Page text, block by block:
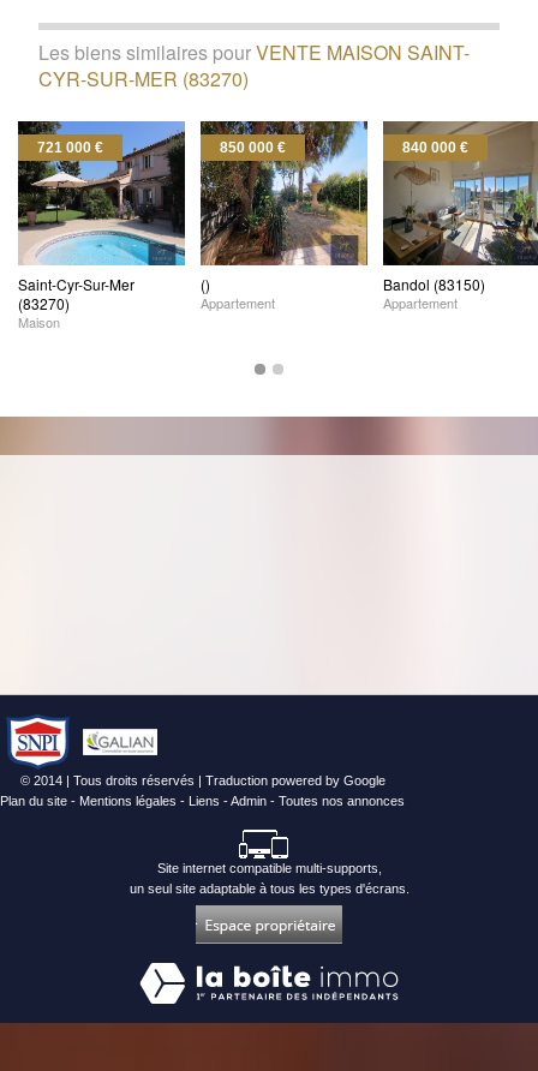
Les biens similaires pourVENTE MAISON SAINT-
CYR-SUR-MER (83270)
721 000 €
Saint-Cyr-Sur-Mer
(83270)
Maison
850 000 €
()
Appartement
840 000 €
Bandol (83150)
Appartement
© 2014 | Tous droits réservés | Traduction powered by Google
Plan du site - Mentions légales - Liens -Admin - Toutes nos annonces
Site internet compatible multi-supports,
un seul site adaptable à tous les types d'écrans.